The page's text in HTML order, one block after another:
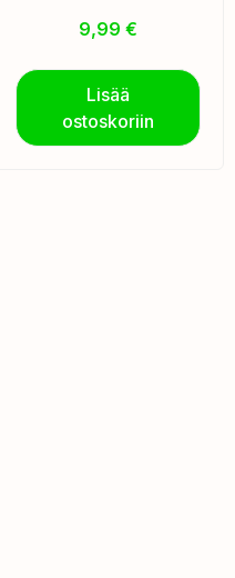
9,99 €
Lisää
ostoskoriin